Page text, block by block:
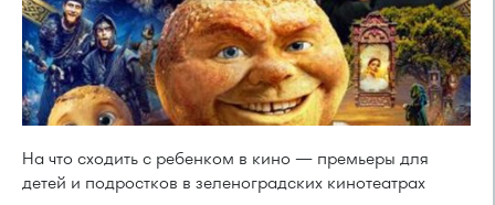
На что сходить с ребенком в кино — премьеры для
детей и подростков в зеленоградских кинотеатрах